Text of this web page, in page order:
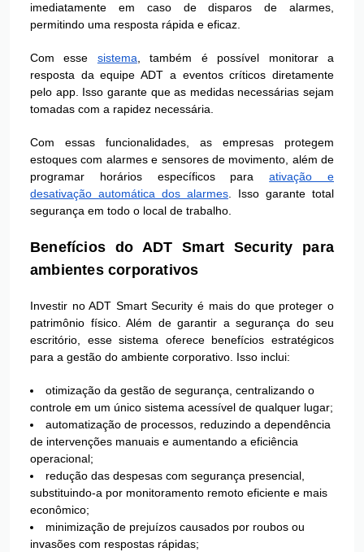
imediatamente em caso de disparos de alarmes,
permitindo uma resposta rápida e eficaz.
Com esse sistema, também é possível monitorar a
resposta da equipe ADT a eventos críticos diretamente
pelo app. Isso garante que as medidas necessárias sejam
tomadas com a rapidez necessária.
Com essas funcionalidades, as empresas protegem
estoques com alarmes e sensores de movimento, além de
programar horários específicos paraativação e
desativação automática dos alarmes. Isso garante total
segurança em todo o local de trabalho.
Benefícios do ADT Smart Security para
ambientes corporativos
Investir no ADT Smart Security é mais do que proteger o
patrimônio físico. Além de garantir a segurança do seu
escritório, esse sistema oferece benefícios estratégicos
para a gestão do ambiente corporativo. Isso inclui:
otimização da gestão de segurança, centralizando o
controle em um único sistema acessível de qualquer lugar;
automatização de processos, reduzindo a dependência
de intervenções manuais e aumentando a eficiência
operacional;
redução das despesas com segurança presencial,
substituindo-a por monitoramento remoto eficiente e mais
econômico;
minimização de prejuízos causados por roubos ou
invasões com respostas rápidas;